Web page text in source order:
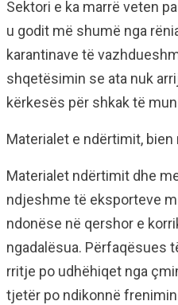
Sektori e ka marrë veten
u godit më shumë nga
karantinave të
shqetësimin se ata nuk
kërkesës për shkak të
Materialet e ndërtimit, bien
Materialet ndërtimit dhe
ndjeshme të eksporteve
ndonëse në qershor e
ngadalësua. Përfaqësues
rritje po udhëhiqet nga
tjetër po ndikonnë